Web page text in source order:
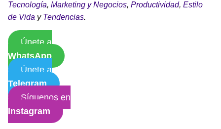
Tecnología, Marketing y Negocios, Productividad, Estilo
de Vida y Tendencias.
Únete a
WhatsApp
Únete a
Telegram
Síguenos en
Instagram